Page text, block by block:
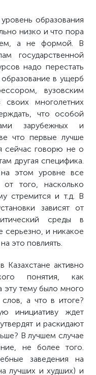
образования
низко и что пора
а не формой. В
государственной
надо перестать
образование в ущерб
вузовским
многолетних
что особой
зарубежных и
что первые лучше
сейчас говорю не о
другая специфика.
этом уровне все
от того, насколько
стремится и т.д. В
зависят от
среды в
серьезно, и никакое
это повлиять.
активно
понятия, как
эту тему было много
а что в итоге?
инициативу ждет
и раскидают
В лучшем случае
не более того.
заведения на
лучших и худших) и